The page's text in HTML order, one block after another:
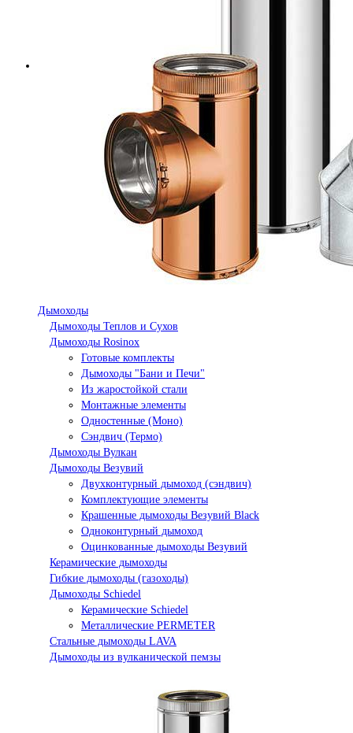
Дымоходы
Дымоходы Теплов и Сухов
Дымоходы Rosinox
Готовые комплекты
Дымоходы "Бани и Печи"
Из жаростойкой стали
Монтажные элементы
Одностенные (Моно)
Сэндвич (Термо)
Дымоходы Вулкан
Дымоходы Везувий
Двухконтурный дымоход (сэндвич)
Комплектующие элементы
Крашенные дымоходы Везувий Black
Одноконтурный дымоход
Оцинкованные дымоходы Везувий
Керамические дымоходы
Гибкие дымоходы (газоходы)
Дымоходы Schiedel
Керамические Schiedel
Металлические PERMETER
Стальные дымоходы LAVA
Дымоходы из вулканической пемзы